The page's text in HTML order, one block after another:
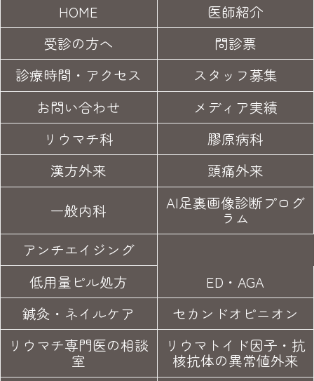
HOME
医師紹介
受診の方へ
問診票
診療時間・アクセス
スタッフ募集
お問い合わせ
メディア実績
リウマチ科
膠原病科
漢方外来
頭痛外来
一般内科
AI足裏画像診断プログ
ラム
アンチエイジング
低用量ピル処方
ED・AGA
鍼灸・ ネイルケア セカンドオピニオン
リウマチ専門医の相談
室
リウマトイド因子・ 抗
核抗体の異常値外来